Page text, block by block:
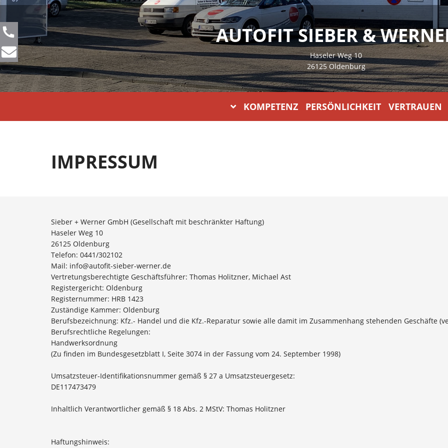
AUTOFIT SIEBER &
Haseler Weg 10
26125 Oldenburg
KOMPETENZ PERSÖNLICHKEIT VERTRAUEN
IMPRESSUM
Sieber + Werner GmbH (Gesellschaft mit beschränkter Haftung)
Haseler Weg 10
26125 Oldenburg
Telefon: 0441/302102
Mail: info@autofit-sieber-werner.de
Vertretungsberechtigte Geschäftsführer: Thomas Holitzner, Michael Ast
Registergericht: Oldenburg
Registernummer: HRB 1423
Zuständige Kammer: Oldenburg
Berufsbezeichnung: Kfz.- Handel und die Kfz.-Reparatur sowie alle damit im Zusammenhang stehenden Geschäfte
Berufsrechtliche Regelungen:
Handwerksordnung
(Zu finden im Bundesgesetzblatt I, Seite 3074 in der Fassung vom 24. September 1998)
Umsatzsteuer-Identifikationsnummer gemäß § 27 a Umsatzsteuergesetz:
DE117473479
Inhaltlich Verantwortlicher gemäß § 18 Abs. 2 MStV: Thomas Holitzner
Haftungshinweis: